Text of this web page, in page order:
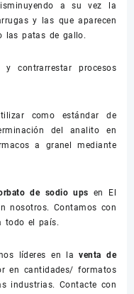
a su vez la
y las que aparecen
las patas de gallo.
contrarrestar procesos
como estándar de
del analito en
a granel mediante
de sodio ups en El
nosotros. Contamos con
todo el país.
líderes en laventa de
en cantidades/ formatos
industrias. Contacte con